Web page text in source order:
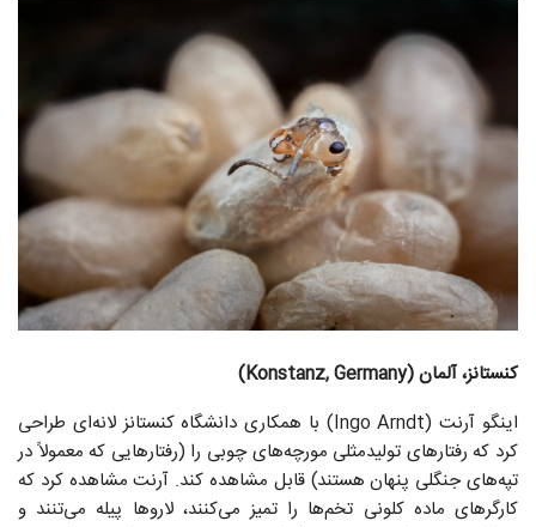
کنستانز، آلمان (Konstanz, Germany)
اینگو آرنت (Ingo Arndt) با همکاری دانشگاه کنستانز لانه‌ای طراحی
کرد که رفتارهای تولیدمثلی مورچه‌های چوبی را (رفتارهایی که معمولاً در
تپه‌های جنگلی پنهان هستند) قابل مشاهده کند. آرنت مشاهده کرد که
کارگرهای ماده کلونی تخم‌ها را تمیز می‌کنند، لاروها پیله می‌تنند و